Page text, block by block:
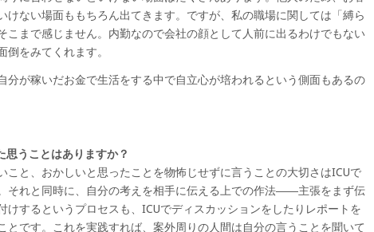
けない場面ももちろん出てきます。ですが、私の職場に関しては「縛ら
こまで感じません。内勤なので会社の顔として人前に出るわけでもない
倒をみてくれます。
分が稼いだお金で生活をする中で自立心が培われるという側面もあるの
うことはありますか？
こと、おかしいと思ったことを物怖じせずに言うことの大切さはICUで
それと同時に、自分の考えを相手に伝える上での作法――主張をまず伝
けするというプロセスも、ICUでディスカッションをしたりレポートを
とです。これを実践すれば、案外周りの人間は自分の言うことを聞いて